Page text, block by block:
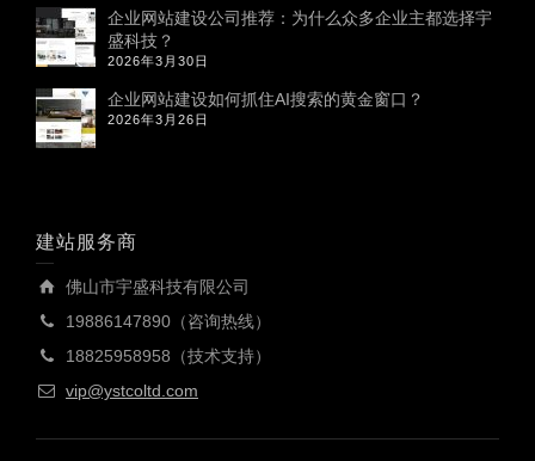
企业网站建设公司推荐：为什么众多企业主都选择宇
盛科技？
2026年3月30日
企业网站建设如何抓住AI搜索的黄金窗口？
2026年3月26日
建站服务商
佛山市宇盛科技有限公司
19886147890（咨询热线）
18825958958（技术支持）
vip@ystcoltd.com